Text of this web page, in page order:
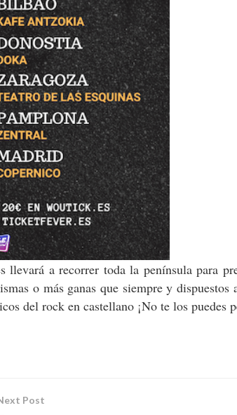
llevará a recorrer toda la península para
o más ganas que siempre y dispuestos
del rock en castellano ¡No te los puedes
Post